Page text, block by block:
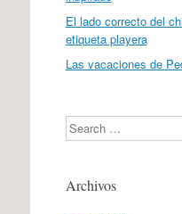
El lado correcto del
etiqueta playera
Las vacaciones de
Search
Archivos